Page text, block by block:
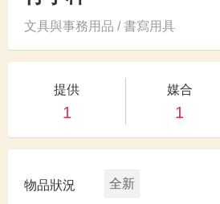
文具與事務用品 / 書寫用具
提供
1
媒合
1
物品狀況 全新